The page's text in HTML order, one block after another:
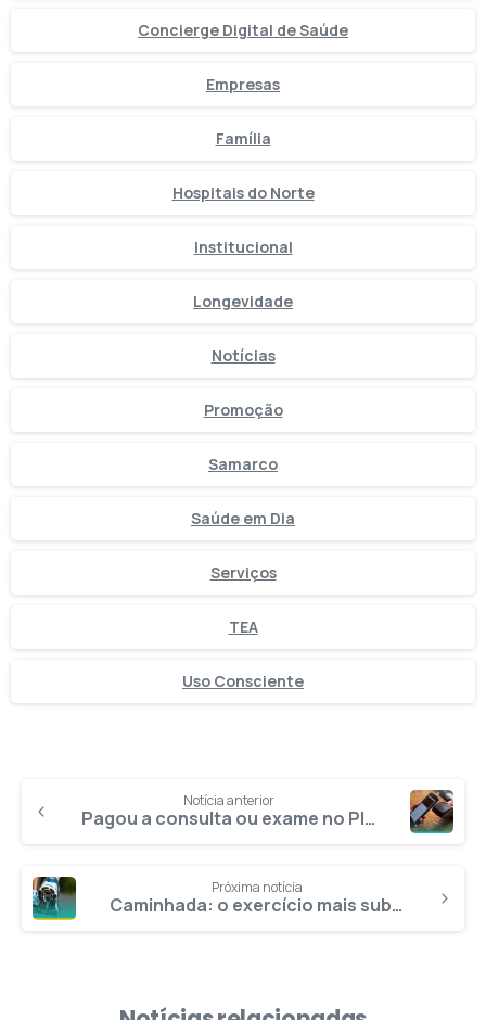
Concierge Digital de Saúde
Empresas
Família
Hospitais do Norte
Institucional
Longevidade
Notícias
Promoção
Samarco
Saúde em Dia
Serviços
TEA
Uso Consciente
Notícia anterior
Pagou a consulta ou exame no PIX? Pedido de reembolso precisa seguir essas dicas
Próxima notícia
Caminhada: o exercício mais subestimado